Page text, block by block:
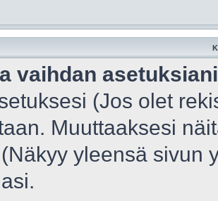
vaihdan
(Jos olet
Muuttaaksesi
yleensä sivun